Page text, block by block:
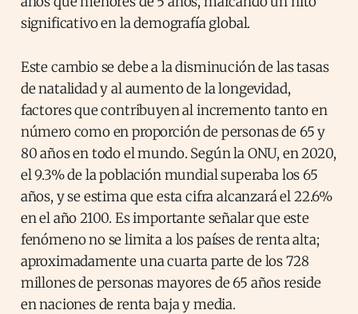
significativo en la demografía global.
Este cambio se debe a la disminución de las tasas
de natalidad y al aumento de la longevidad,
factores que contribuyen al incremento tanto en
número como en proporción de personas de 65 y
80 años en todo el mundo. Según la ONU, en 2020,
el 9.3% de la población mundial superaba los 65
años, y se estima que esta cifra alcanzará el 22.6%
en el año 2100. Es importante señalar que este
fenómeno no se limita a los países de renta alta;
aproximadamente una cuarta parte de los 728
millones de personas mayores de 65 años reside
en naciones de renta baja y media.